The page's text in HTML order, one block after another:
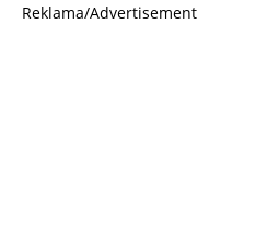
Reklama/Advertisement